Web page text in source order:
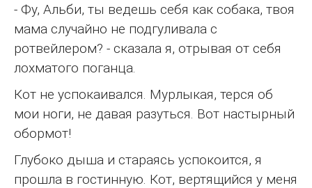
- Фу, Альби, ты ведешь себя как собака, твоя
мама случайно не подгуливала с
ротвейлером? - сказала я, отрывая от себя
лохматого поганца.
Кот не успокаивался. Мурлыкая, терся об
мои ноги, не давая разуться. Вот настырный
обормот!
Глубоко дыша и стараясь успокоится, я
прошла в гостинную. Кот, вертящийся у меня